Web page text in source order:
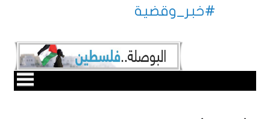
#خبر_وقضية